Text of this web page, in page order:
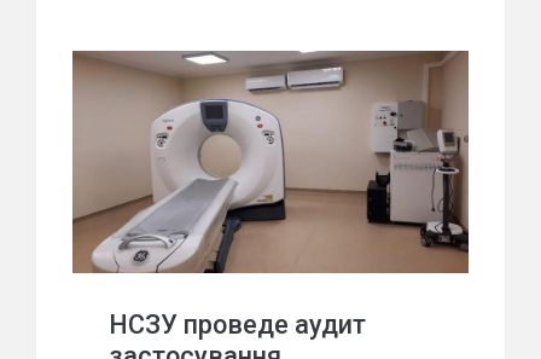
НСЗУ проведе аудит